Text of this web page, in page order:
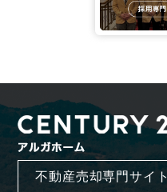
不動産売却専門サイト